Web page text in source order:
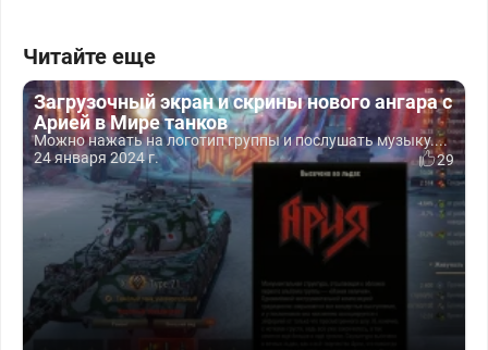
Читайте еще
Загрузочный экран и скрины нового ангара с
Арией в Мире танков
Можно нажать на логотип группы и послушать музыку....
24 января 2024 г.
29